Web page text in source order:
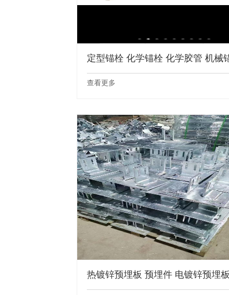
定型锚栓 化学锚栓 化学胶管 机械
查看更多
热镀锌预埋板 预埋件 电镀锌预埋